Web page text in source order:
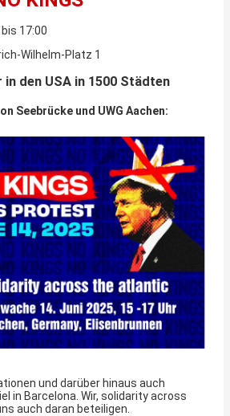
17:00
Wilhelm-Platz 1
den USA in 1500 Städten
Seebrücke und UWG Aachen:
und darüber hinaus auch
in Barcelona. Wir, solidarity across
auch daran beteiligen.